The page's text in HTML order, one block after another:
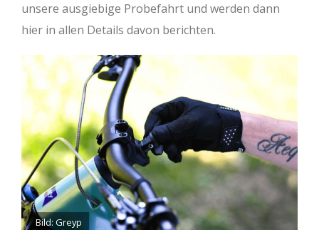
unsere ausgiebige Probefahrt und werden dann
hier in allen Details davon berichten.
Bild: Greyp